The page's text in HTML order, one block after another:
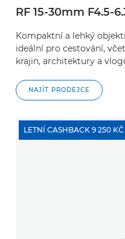
RF 15-30mm F4.5-
Kompaktní a lehký
ideální pro cestování,
krajin, architektury a
NAJÍT PRODEJCE
LETNÍ CASHBACK 9 250 KČ